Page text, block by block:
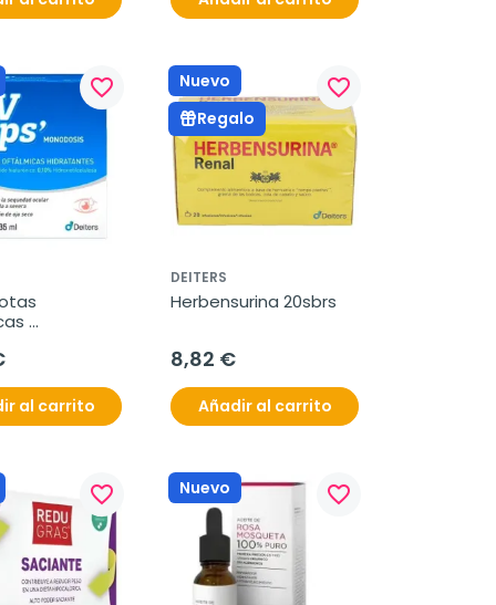
favorite_border
al carrito
Nuevo
Regalo
favorite_border
DEITERS
Herbensurina 20sbrs
8,82 €
Añadir al carrito
favorite_border Nuevo favorite_border